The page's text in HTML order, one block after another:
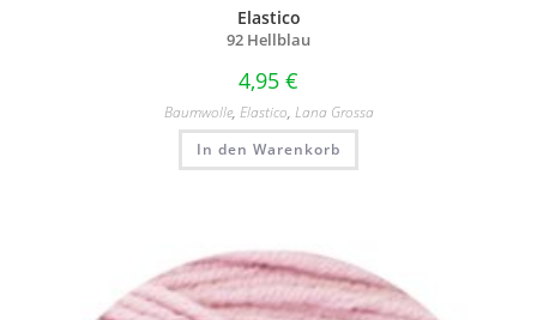
Elastico
92 Hellblau
4,95 €
Baumwolle, Elastico, Lana Grossa
In den Warenkorb